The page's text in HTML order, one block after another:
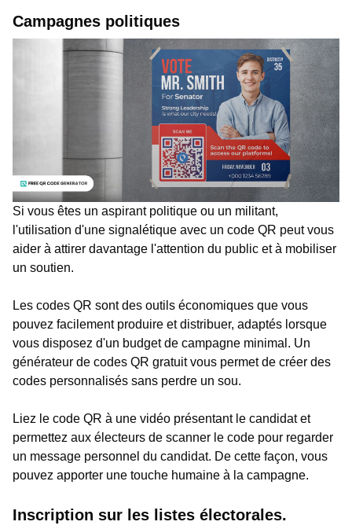
Campagnes politiques
Si vous êtes un aspirant politique ou un militant,
l'utilisation d'une signalétique avec un code QR peut vous
aider à attirer davantage l'attention du public et à mobiliser
un soutien.
Les codes QR sont des outils économiques que vous
pouvez facilement produire et distribuer, adaptés lorsque
vous disposez d'un budget de campagne minimal. Un
générateur de codes QR gratuit vous permet de créer des
codes personnalisés sans perdre un sou.
Liez le code QR à une vidéo présentant le candidat et
permettez aux électeurs de scanner le code pour regarder
un message personnel du candidat. De cette façon, vous
pouvez apporter une touche humaine à la campagne.
Inscription sur les listes électorales.